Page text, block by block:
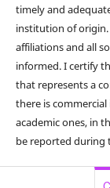
timely and
institution of
affiliations and all
informed. I certify
that represents a
there is
academic ones, in
be reported during